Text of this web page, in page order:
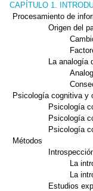
CAPÍTULO 1.
Procesamiento de
Origen del
La analogía
Psicología cognitiva y
Psicología
Psicología
Psicología
Métodos
La
La
Estudios